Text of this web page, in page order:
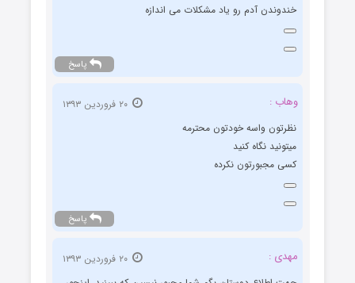
خندوندن آدم رو یاد مشکلات می اندازه
پاسخ
وهاب :
نظرتون واسه خودتون محترمه
میتونید نگاه کنید
کسی مجبورتون نکرده
پاسخ
مهدی :